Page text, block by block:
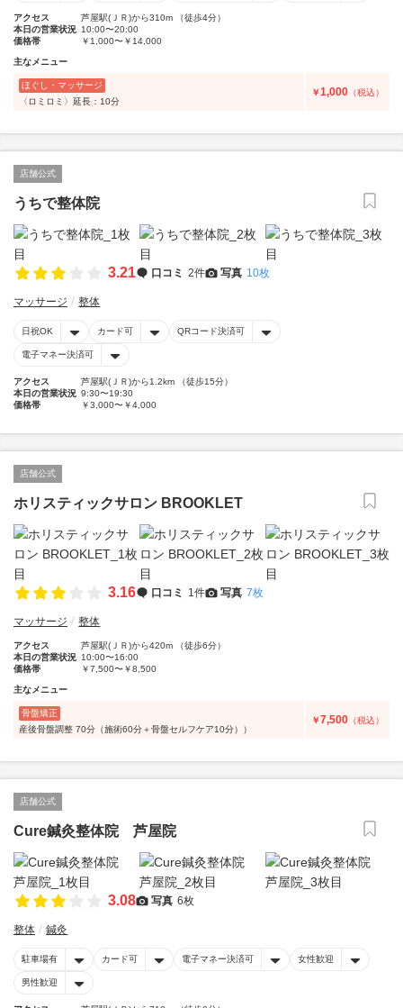
アクセス
芦屋駅(ＪＲ)から310m （徒歩4分）
本日の営業状況 10:00〜20:00
価格帯
￥1,000〜￥14,000
主なメニュー
ほぐし・マッサージ
〈ロミロミ〉延長：10分
￥1,000 （税込）
店舗公式
うちで整体院
3.21 口コミ 2件 写真 10枚
マッサージ 整体
日祝OK カード可 QRコード決済可
電子マネー決済可
アクセス
芦屋駅(ＪＲ)から1.2km （徒歩15分）
本日の営業状況 9:30〜19:30
価格帯
￥3,000〜￥4,000
店舗公式
ホリスティックサロン BROOKLET
3.16 口コミ 1件 写真 7枚
マッサージ 整体
アクセス
芦屋駅(ＪＲ)から420m （徒歩6分）
本日の営業状況 10:00〜16:00
価格帯
￥7,500〜￥8,500
主なメニュー
骨盤矯正
産後骨盤調整 70分（施術60分＋骨盤セルフケア10分））
￥7,500 （税込）
店舗公式
Cure鍼灸整体院 芦屋院
3.08 写真 6枚
整体 鍼灸
駐車場有 カード可 電子マネー決済可 女性歓迎
男性歓迎